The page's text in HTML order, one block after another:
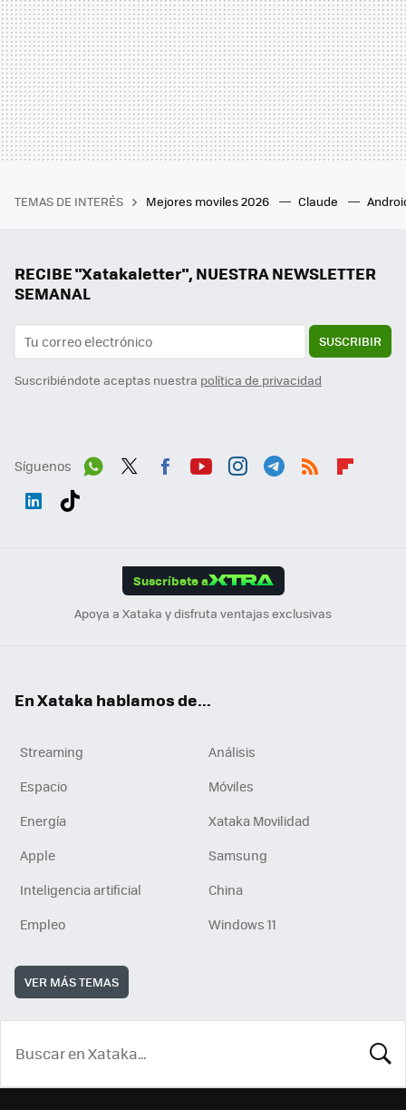
TEMAS DE INTERÉS Mejores moviles 2026 Claude
RECIBE "Xatakaletter", NUESTRA NEWSLETTER
SEMANAL
SUSCRIBIR
Suscribiéndote aceptas nuestra política de privacidad
Síguenos
Suscríbete a
Apoya a Xataka y disfruta ventajas exclusivas
En Xataka hablamos de...
Streaming
Análisis
Espacio
Móviles
Energía
Xataka Movilidad
Apple
Samsung
Inteligencia artificial
China
Empleo
Windows 11
VER MÁS TEMAS